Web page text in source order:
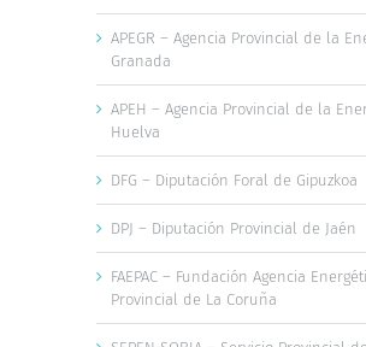
APEGR – Agencia Provincial de la
Granada
APEH – Agencia Provincial de la
Huelva
DFG – Diputación Foral de Gipuzkoa
DPJ – Diputación Provincial de Jaén
FAEPAC – Fundación Agencia
Provincial de La Coruña